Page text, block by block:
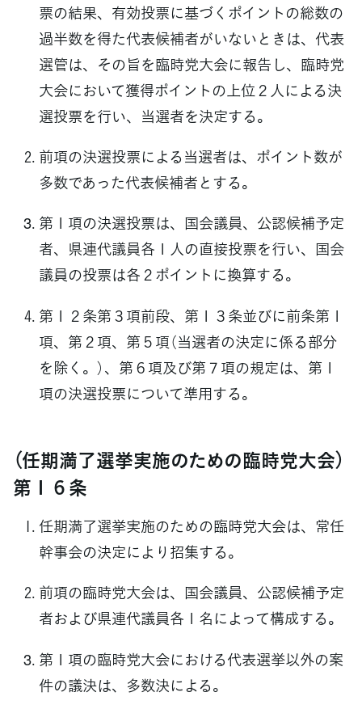
票の結果、有効投票に基づくポイントの総数の
過半数を得た代表候補者がいないときは、代表
選管は、その旨を臨時党大会に報告し、臨時党
大会において獲得ポイントの上位２人による決
選投票を行い、当選者を決定する。
前項の決選投票による当選者は、ポイント数が
多数であった代表候補者とする。
第１項の決選投票は、国会議員、公認候補予定
者、県連代議員各１人の直接投票を行い、国会
議員の投票は各２ポイントに換算する。
第１２条第３項前段、第１３条並びに前条第１
項、第２項、第５項（当選者の決定に係る部分
を除く。）、第６項及び第７項の規定は、第１
項の決選投票について準用する。
（任期満了選挙実施のための臨時党大会）
第１６条
任期満了選挙実施のための臨時党大会は、常任
幹事会の決定により招集する。
前項の臨時党大会は、国会議員、公認候補予定
者および県連代議員各１名によって構成する。
第１項の臨時党大会における代表選挙以外の案
件の議決は、多数決による。